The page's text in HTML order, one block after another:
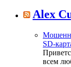
Alex
SD-
всем